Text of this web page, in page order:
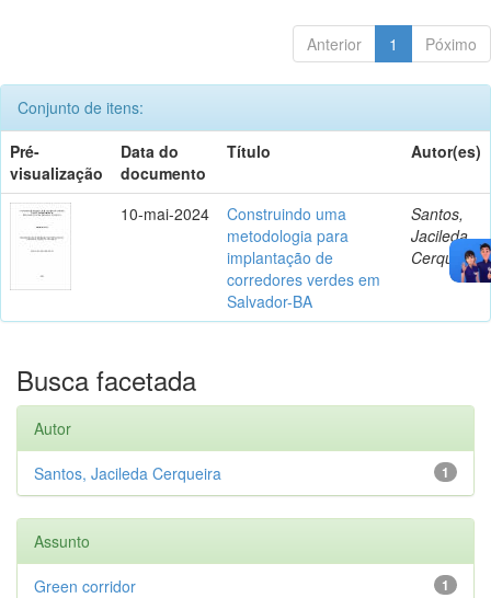
Anterior 1 Póximo
Conjunto de itens:
Pré-
visualização
Data do
documento
Título Autor(es)
10-mai-2024
Construindo uma
metodologia para
implantação de
corredores verdes em
Salvador-BA
Santos,
Jacileda
Cerqueira
Busca facetada
Autor
1
Santos, Jacileda Cerqueira
Assunto
1
Green corridor